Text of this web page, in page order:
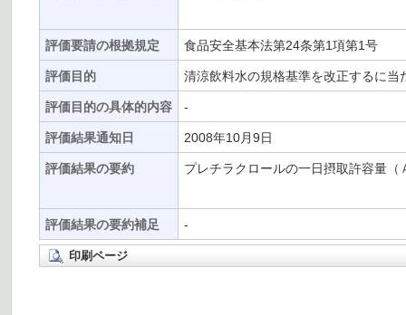
評価要請の根拠規定 食品安全基本法第24条第1項第1号
評価目的 清涼飲料水の規格基準を改正するに当
評価目的の具体的内容 -
評価結果通知日 2008年10月9日
評価結果の要約 プレチラクロールの一日摂取許容量
評価結果の要約補足 -
印刷ページ